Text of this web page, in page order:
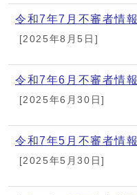
令和7年7月不審者情報
[2025年8月5日]
令和7年6月不審者情報
[2025年6月30日]
令和7年5月不審者情報
[2025年5月30日]